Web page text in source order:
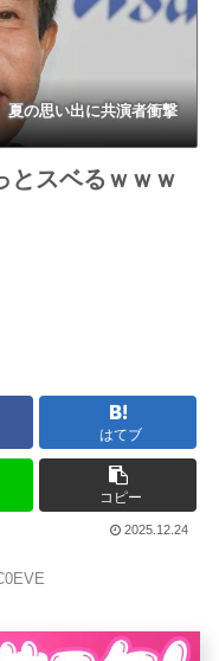
の思い出に共演者衝撃
とスベるｗｗｗ
はてブ
コピー
2025.12.24